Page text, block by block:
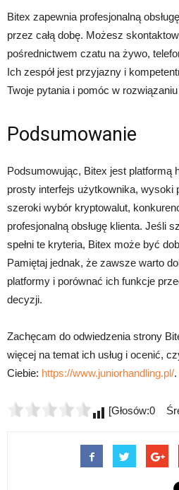
Bitex zapewnia profesjonalną
przez całą dobę. Możesz
pośrednictwem czatu na żywo,
Ich zespół jest przyjazny i
Twoje pytania i pomóc w
Podsumowanie
Podsumowując, Bitex jest platformą
prosty interfejs użytkownika, wysoki
szeroki wybór kryptowalut,
profesjonalną obsługę klienta. Jeśli
spełni te kryteria, Bitex może być
Pamiętaj jednak, że zawsze warto
platformy i porównać ich funkcje
decyzji.
Zachęcam do odwiedzenia strony
więcej na temat ich usług i ocenić,
Ciebie: https://www.juniorhandling.pl/.
[Głosów:0